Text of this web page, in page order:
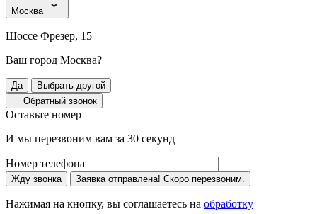
Москва
Шоссе Фрезер, 15
Ваш город Москва?
Да
Выбрать другой
Обратный звонок
Оставьте номер
И мы перезвоним вам за 30 секунд
Номер телефона
Жду звонка Заявка отправлена! Скоро перезвоним.
Нажимая на кнопку, вы соглашаетесь на обработку